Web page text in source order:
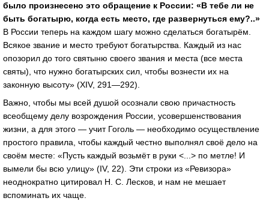
было произнесено это обращение к России: «В тебе ли не
быть богатырю, когда есть место, где развернуться ему?..»
В России теперь на каждом шагу можно сделаться богатырём.
Всякое звание и место требуют богатырства. Каждый из нас
опозорил до того святыню своего звания и места (все места
святы), что нужно богатырских сил, чтобы вознести их на
законную высоту» (XIV, 291—292).
Важно, чтобы мы всей душой осознали свою причастность
всеобщему делу возрождения России, усовершенствования
жизни, а для этого — учит Гоголь — необходимо осуществление
простого правила, чтобы каждый честно выполнял своё дело на
своём месте: «Пусть каждый возьмёт в руки <...> по метле! И
вымели бы всю улицу» (IV, 22). Эти строки из «Ревизора»
неоднократно цитировал Н. С. Лесков, и нам не мешает
вспоминать их чаще.